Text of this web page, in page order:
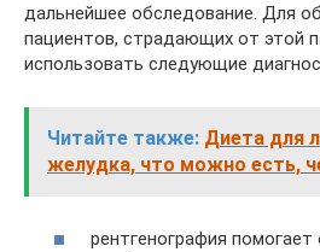
дальнейшее обследование. Для
пациентов, страдающих от этой
использовать следующие
Читайте также: Диета для
желудка, что можно есть,
рентгенография